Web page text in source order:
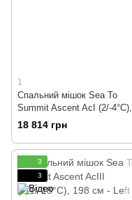
1
Спальний мішок Sea To
Summit Ascent AcI (2/-4°C),
198 см - Left Zip, Lime/Moss
(STS AAC1-L)
18 814 грн
3
3